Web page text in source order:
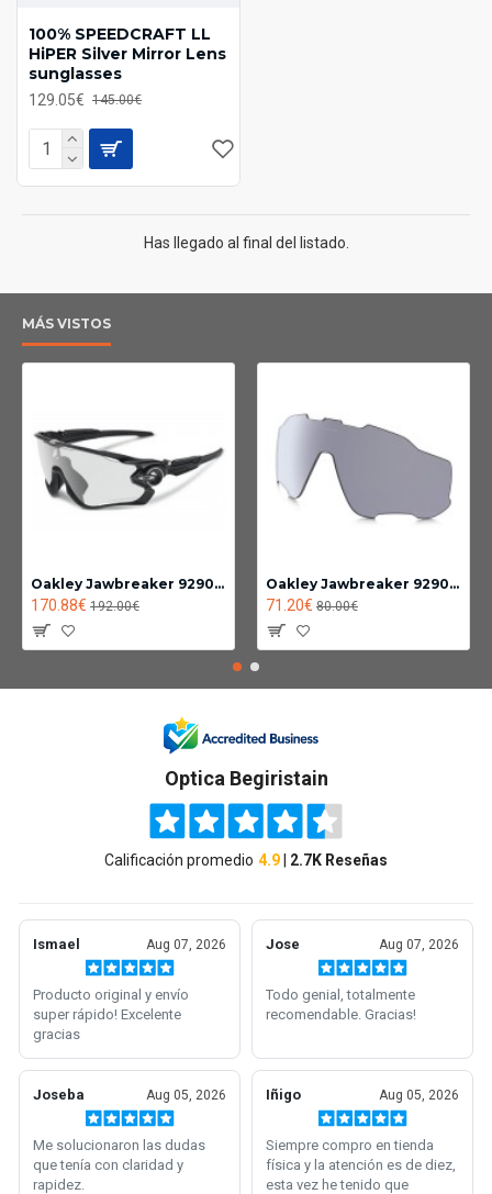
100% SPEEDCRAFT LL
HiPER Silver Mirror Lens
sunglasses
129.05€ 145.00€
Has llegado al final del listado.
MÁS VISTOS
Oakley Jawbreaker 9290-14
170.88€ 192.00€
Oakley Jawbreaker 9290 lente Fotocromatica clear black iridium
71.20€ 80.00€